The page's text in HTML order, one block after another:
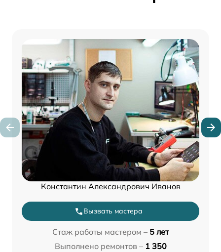
Константин Александрович Иванов
Вызвать мастера
Стаж работы мастером – 5 лет
Выполнено ремонтов – 1 350